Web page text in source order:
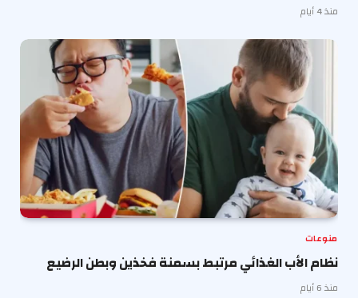
منذ 4 أيام
منوعات
نظام الأب الغذائي مرتبط بسمنة فخذين وبطن الرضيع
منذ 6 أيام